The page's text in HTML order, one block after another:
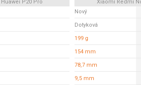
Huawei P20 Pro
Xiaomi Redmi
Nový
Dotyková
199 g
154 mm
78,7 mm
9,5 mm